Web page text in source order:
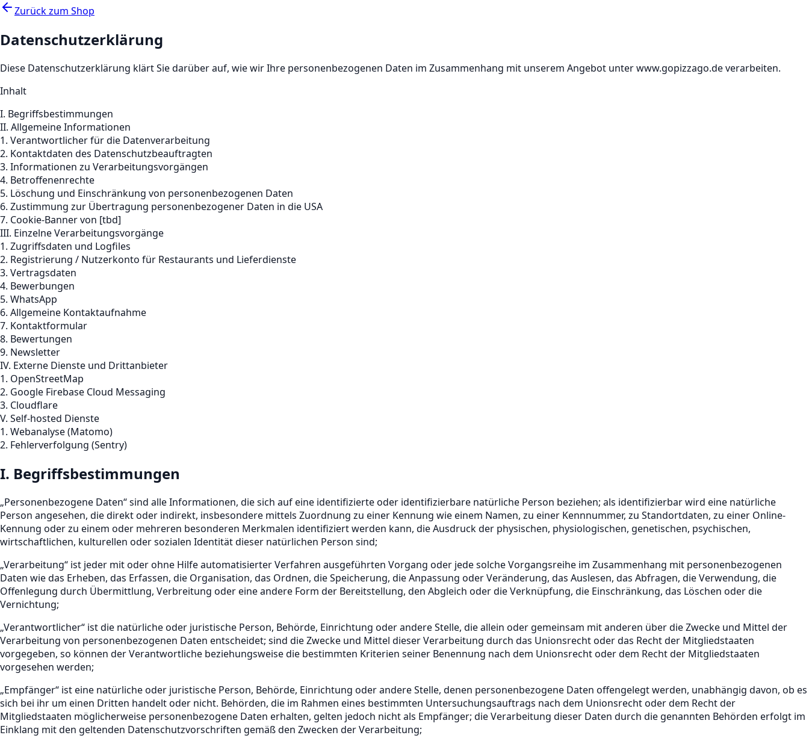
Zurück zum Shop
Datenschutzerklärung
Diese Datenschutzerklärung klärt Sie darüber auf, wie wir Ihre personenbezogenen Daten im Zusammenhang mit unserem Angebot unter www.gopizzago.de verarbeiten.
Inhalt
I. Begriffsbestimmungen
II. Allgemeine Informationen
1. Verantwortlicher für die Datenverarbeitung
2. Kontaktdaten des Datenschutzbeauftragten
3. Informationen zu Verarbeitungsvorgängen
4. Betroffenenrechte
5. Löschung und Einschränkung von personenbezogenen Daten
6. Zustimmung zur Übertragung personenbezogener Daten in die USA
7. Cookie-Banner von [tbd]
III. Einzelne Verarbeitungsvorgänge
1. Zugriffsdaten und Logfiles
2. Registrierung / Nutzerkonto für Restaurants und Lieferdienste
3. Vertragsdaten
4. Bewerbungen
5. WhatsApp
6. Allgemeine Kontaktaufnahme
7. Kontaktformular
8. Bewertungen
9. Newsletter
IV. Externe Dienste und Drittanbieter
1. OpenStreetMap
2. Google Firebase Cloud Messaging
3. Cloudflare
V. Self-hosted Dienste
1. Webanalyse (Matomo)
2. Fehlerverfolgung (Sentry)
I. Begriffsbestimmungen
„Personenbezogene Daten“ sind alle Informationen, die sich auf eine identifizierte oder identifizierbare natürliche Person beziehen; als identifizierbar wird eine natürliche
Person angesehen, die direkt oder indirekt, insbesondere mittels Zuordnung zu einer Kennung wie einem Namen, zu einer Kennnummer, zu Standortdaten, zu einer Online-
Kennung oder zu einem oder mehreren besonderen Merkmalen identifiziert werden kann, die Ausdruck der physischen, physiologischen, genetischen, psychischen,
wirtschaftlichen, kulturellen oder sozialen Identität dieser natürlichen Person sind;
„Verarbeitung“ ist jeder mit oder ohne Hilfe automatisierter Verfahren ausgeführten Vorgang oder jede solche Vorgangsreihe im Zusammenhang mit personenbezogenen
Daten wie das Erheben, das Erfassen, die Organisation, das Ordnen, die Speicherung, die Anpassung oder Veränderung, das Auslesen, das Abfragen, die Verwendung, die
Offenlegung durch Übermittlung, Verbreitung oder eine andere Form der Bereitstellung, den Abgleich oder die Verknüpfung, die Einschränkung, das Löschen oder die
Vernichtung;
„Verantwortlicher“ ist die natürliche oder juristische Person, Behörde, Einrichtung oder andere Stelle, die allein oder gemeinsam mit anderen über die Zwecke und Mittel der
Verarbeitung von personenbezogenen Daten entscheidet; sind die Zwecke und Mittel dieser Verarbeitung durch das Unionsrecht oder das Recht der Mitgliedstaaten
vorgegeben, so können der Verantwortliche beziehungsweise die bestimmten Kriterien seiner Benennung nach dem Unionsrecht oder dem Recht der Mitgliedstaaten
vorgesehen werden;
„Empfänger“ ist eine natürliche oder juristische Person, Behörde, Einrichtung oder andere Stelle, denen personenbezogene Daten offengelegt werden, unabhängig davon, ob es
sich bei ihr um einen Dritten handelt oder nicht. Behörden, die im Rahmen eines bestimmten Untersuchungsauftrags nach dem Unionsrecht oder dem Recht der
Mitgliedstaaten möglicherweise personenbezogene Daten erhalten, gelten jedoch nicht als Empfänger; die Verarbeitung dieser Daten durch die genannten Behörden erfolgt im
Einklang mit den geltenden Datenschutzvorschriften gemäß den Zwecken der Verarbeitung;